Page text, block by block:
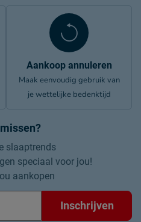
Aankoop annuleren
Maak eenvoudig gebruik van
je wettelijke bedenktijd
slaaptrends
speciaal voor jou!
aankopen
Inschrijven